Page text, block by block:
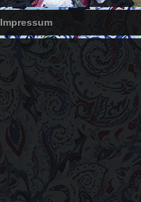
Impressum